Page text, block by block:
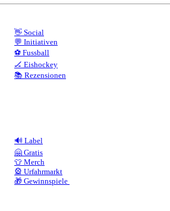
👋 Social
💬 Initiativen
⚽ Fussball
🏒 Eishockey
📚 Rezensionen
🔊 Label
🤗 Gratis
👕 Merch
🎡 Urfahrmarkt
🎁 Gewinnspiele